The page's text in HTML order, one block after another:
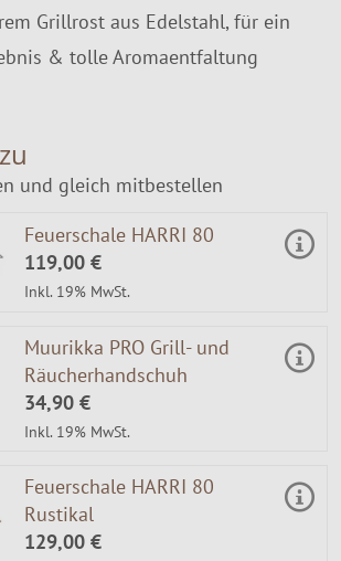
Grillrost aus Edelstahl, für ein
& tolle Aromaentfaltung
und gleich mitbestellen
Feuerschale HARRI 80
119,00 €
Inkl. 19% MwSt.
Muurikka PRO Grill- und
Räucherhandschuh
34,90 €
Inkl. 19% MwSt.
Feuerschale HARRI 80
Rustikal
129,00 €